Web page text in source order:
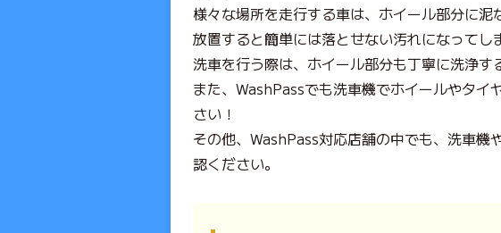
様々な場所を走行する車は、ホイール部分に泥
放置すると簡単には落とせない汚れになってし
洗車を行う際は、ホイール部分も丁寧に洗浄す
また、WashPassでも洗車機でホイールやタ
さい！
その他、WashPass対応店舗の中でも、洗車
認ください。